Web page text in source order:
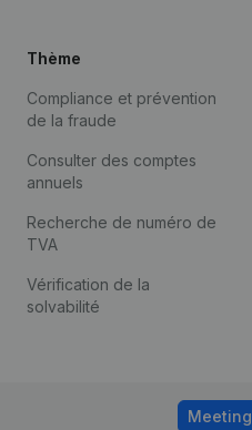
Thème
Compliance et prévention
de la fraude
Consulter des comptes
annuels
Recherche de numéro de
TVA
Vérification de la
solvabilité